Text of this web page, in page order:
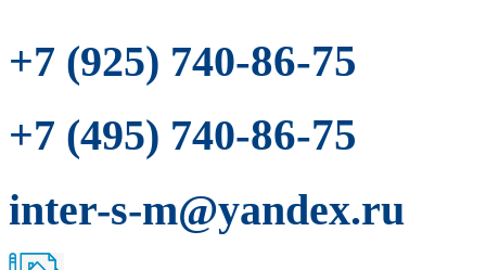
+7 (925) 740-86-75
+7 (495) 740-86-75
inter-s-m@yandex.ru